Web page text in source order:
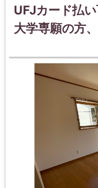
UFJカード払
大学専願の方